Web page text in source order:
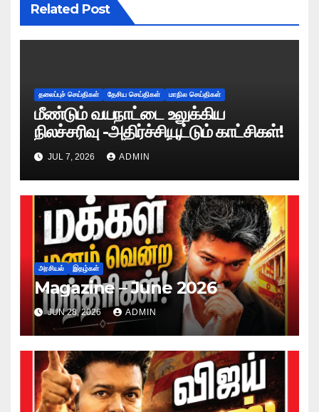
Related Post
தலைப்புச் செய்திகள் தேசிய செய்திகள் மாநில செய்திகள்
மீண்டும் வயநாட்டை உலுக்கிய
நிலச்சரிவு -அதிர்ச்சியூட்டும் காட்சிகள்!
JUL 7, 2026 ADMIN
அரசியல் இதழ்கள்
Magazine – June 2026
JUN 28, 2026 ADMIN